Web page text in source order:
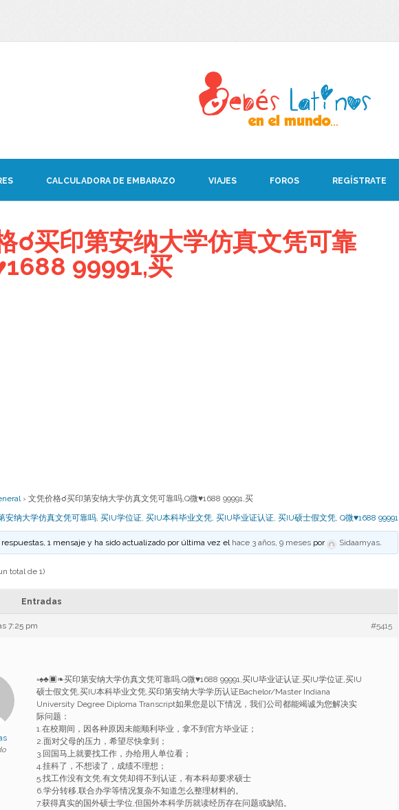
CALCULADORA DE EMBARAZO VIAJES FOROS REGÍSTRATE
☌买印第安纳大学仿真文凭可靠
99991,买
› 文凭价格☌买印第安纳大学仿真文凭可靠吗,Q微♥1688 99991,买
安纳大学仿真文凭可靠吗, 买IU学位证, 买IU本科毕业文凭, 买IU毕业证认证, 买IU硕士假文凭, Q微♥1688 99991
1 mensaje y ha sido actualizado por última vez el hace 3 años, 9 meses por Sidaamyas.
total de 1)
Entradas
7:25 pm #5415
◦♠♣▣❧买印第安纳大学仿真文凭可靠吗,Q微♥1688 99991,买IU毕业证认证,买IU学位证,买IU
硕士假文凭,买IU本科毕业文凭,买印第安纳大学学历认证Bachelor/Master Indiana
University Degree Diploma Transcript如果您是以下情况，我们公司都能竭诚为您解决实
际问题：
1.在校期间，因各种原因未能顺利毕业，拿不到官方毕业证；
2.面对父母的压力，希望尽快拿到；
3.回国马上就要找工作，办给用人单位看；
4.挂科了，不想读了，成绩不理想；
5.找工作没有文凭,有文凭却得不到认证，有本科却要求硕士
6.学分转移,联合办学等情况复杂不知道怎么整理材料的。
7.获得真实的国外硕士学位,但国外本科学历就读经历存在问题或缺陷。